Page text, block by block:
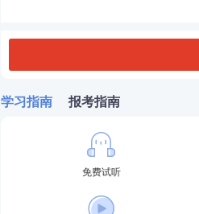
学习指南 报考指南
免费试听